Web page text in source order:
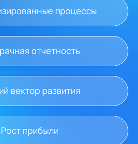
процессы
отчетность
вектор развития
Рост прибыли